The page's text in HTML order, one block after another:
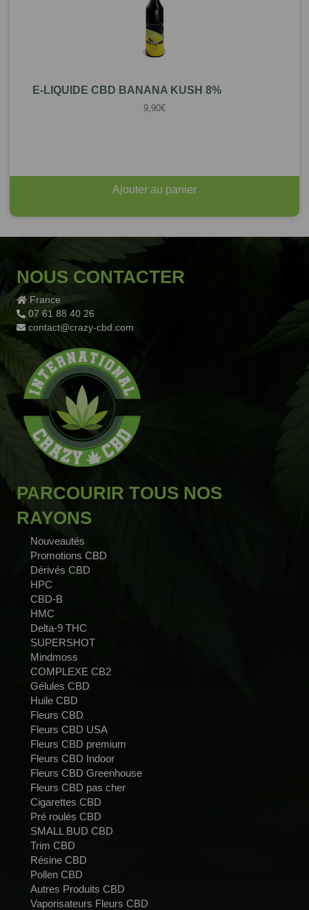
E-LIQUIDE CBD BANANA KUSH 8%
9,90€
Ajouter au panier
NOUS CONTACTER
France
07 61 88 40 26
contact@crazy-cbd.com
PARCOURIR TOUS NOS
RAYONS
Nouveautés
Promotions CBD
Dérivés CBD
HPC
CBD-B
HMC
Delta-9 THC
SUPERSHOT
Mindmoss
COMPLEXE CB2
Gélules CBD
Huile CBD
Fleurs CBD
Fleurs CBD USA
Fleurs CBD premium
Fleurs CBD Indoor
Fleurs CBD Greenhouse
Fleurs CBD pas cher
Cigarettes CBD
Pré roulés CBD
SMALL BUD CBD
Trim CBD
Résine CBD
Pollen CBD
Autres Produits CBD
Vaporisateurs Fleurs CBD